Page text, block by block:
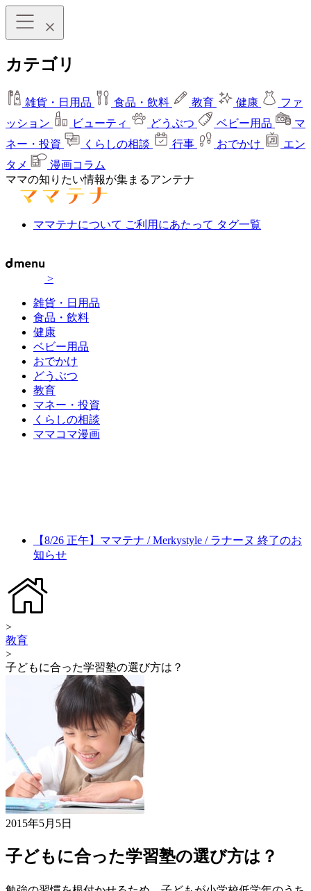
カテゴリ
雑貨・日用品 食品・飲料 教育 健康
ファ
ッション
ビューティ どうぶつ ベビー用品
マ
ネー・投資
くらしの相談 行事 おでかけ
エン
タメ
漫画コラム
ママの知りたい情報が集まるアンテナ
ママテナについて ご利用にあたって タグ一覧
>
雑貨・日用品
食品・飲料
健康
ベビー用品
おでかけ
どうぶつ
教育
マネー・投資
くらしの相談
ママコマ漫画
【8/26 正午】ママテナ / Merkystyle / ラナーヌ 終了のお
知らせ
>
教育
>
子どもに合った学習塾の選び方は？
2015年5月5日
子どもに合った学習塾の選び方は？